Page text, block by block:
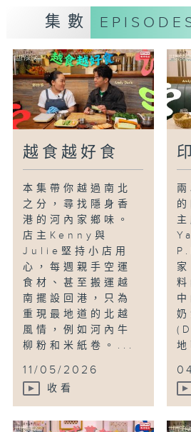
集數
越食越好食
本集帶你越過南北
之分，尋找隱身香
港的河內家鄉味。
店主Kenny與
Julie堅持小店用
心，每週親手空運
食材、甚至搬運越
南擺設回港，只為
重現最地道的北越
風情，例如河內牛
柳粉和米紙卷。...
11/05/2026
收看